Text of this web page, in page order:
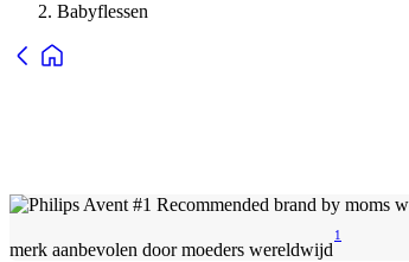
Babyflessen
merk aanbevolen door moeders wereldwijd
1